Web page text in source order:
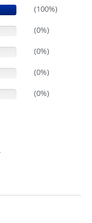
(100%)
(0%)
(0%)
(0%)
(0%)